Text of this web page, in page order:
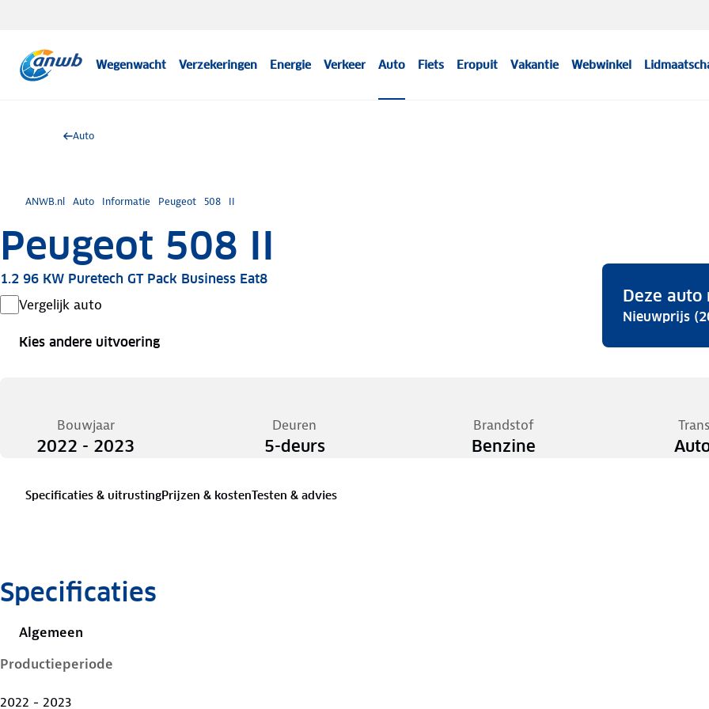
Wegenwacht Verzekeringen Energie Verkeer Auto Fiets Eropuit Vakantie Webwinkel
Auto
ANWB.nl Auto Informatie Peugeot 508 II
Peugeot 508 II
1.2 96 KW Puretech GT Pack Business Eat8
Vergelijk auto
Kies andere uitvoering
Deze auto
Nieuwprijs
Bouwjaar
2022 - 2023
Deuren
5-deurs
Brandstof
Benzine
Specificaties & uitrustingPrijzen & kostenTesten & advies
Specificaties
Algemeen
Productieperiode
2022 - 2023